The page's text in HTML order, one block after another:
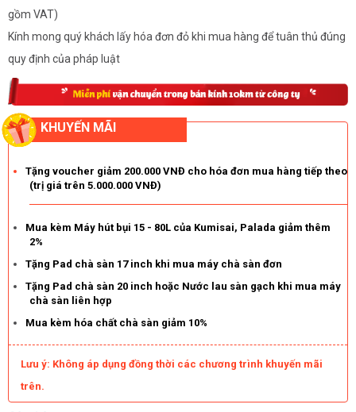
gồm VAT)
Kính mong quý khách lấy hóa đơn đỏ khi mua hàng để tuân thủ đúng
quy định của pháp luật
KHUYẾN MÃI
Tặng voucher giảm 200.000 VNĐ cho hóa đơn mua hàng tiếp theo
(trị giá trên 5.000.000 VNĐ)
Mua kèm Máy hút bụi 15 - 80L của Kumisai, Palada giảm thêm
2%
Tặng Pad chà sàn 17 inch khi mua máy chà sàn đơn
Tặng Pad chà sàn 20 inch hoặc Nước lau sàn gạch khi mua máy
chà sàn liên hợp
Mua kèm hóa chất chà sàn giảm 10%
Lưu ý: Không áp dụng đồng thời các chương trình khuyến mãi
trên.